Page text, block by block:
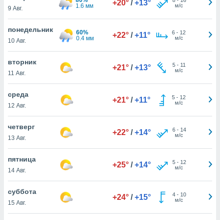
действия
рекламу
нашей
cookie
cookie
в
нашего
9 Авг.
1.6 мм
+20° / +13°
м/с
понедельник
10 Авг.
60%
0.4 мм
+22° / +11° 6 - 12
м/с
вторник
11 Авг.
+21° / +13° 5- 11
м/с
среда
12 Авг.
+21° / +11° 5 - 12
м/с
четверг
13 Авг.
+22° / +14° 6- 14
м/с
пятница
14 Авг.
+25° / +14° 5- 12
м/с
суббота
15 Авг.
+24° / +15° 4- 10
м/с